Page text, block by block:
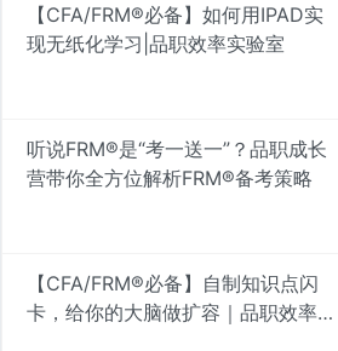
【CFA/FRM®必备】如何用IPAD实
现无纸化学习|品职效率实验室
听说FRM®是“考一送一”？品职成长
营带你全方位解析FRM®备考策略
【CFA/FRM®必备】自制知识点闪
卡，给你的大脑做扩容｜品职效率实